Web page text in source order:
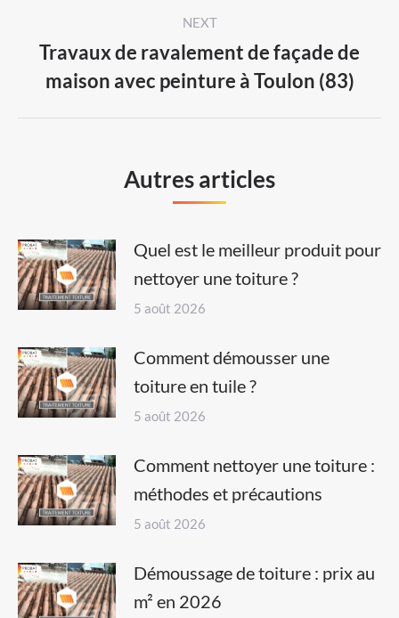
NEXT
Next
post:
Travaux de ravalement de façade de
maison avec peinture à Toulon (83)
Autres articles
Quel est le meilleur produit pour
nettoyer une toiture ?
5 août 2026
Comment démousser une
toiture en tuile ?
5 août 2026
Comment nettoyer une toiture :
méthodes et précautions
5 août 2026
Démoussage de toiture : prix au
m² en 2026